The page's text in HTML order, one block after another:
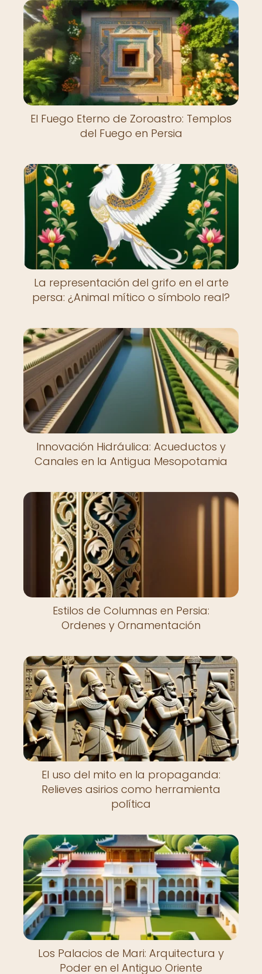
El Fuego Eterno de Zoroastro: Templos
del Fuego en Persia
La representación del grifo en el arte
persa: ¿Animal mítico o símbolo real?
Innovación Hidráulica: Acueductos y
Canales en la Antigua Mesopotamia
Estilos de Columnas en Persia:
Ordenes y Ornamentación
El uso del mito en la propaganda:
Relieves asirios como herramienta
política
Los Palacios de Mari: Arquitectura y
Poder en el Antiguo Oriente